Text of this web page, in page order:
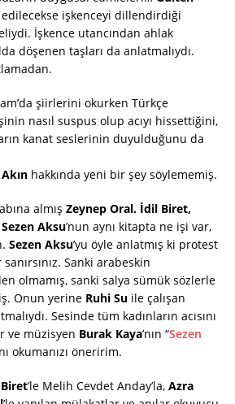
edilecekse işkenceyi dillendirdiği
İşkence utancından ahlak
döşenen taşları da anlatmalıydı.
şiirlerini okurken Türkçe
nasıl suspus olup acıyı hissettiğini,
kanat seslerinin duyulduğunu da
hakkında yeni bir şey söylememiş.
almış Zeynep Oral. İdil Biret,
Sezen Aksu’nun aynı kitapta ne işi var,
Sezen Aksu’yu öyle anlatmış ki protest
Sanki arabeskin
olmamış, sanki salya sümük sözlerle
Onun yerine Ruhi Su ile çalışan
Sesinde tüm kadınların acısını
ve müzisyen Burak Kaya’nın “Sezen
okumanızı öneririm.
’le Melih Cevdet Anday’la, Azra